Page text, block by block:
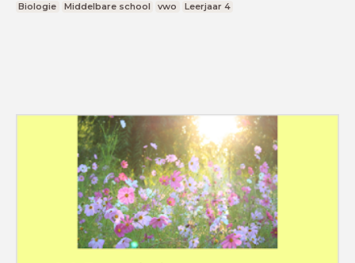
Biologie Middelbare school vwo Leerjaar 4